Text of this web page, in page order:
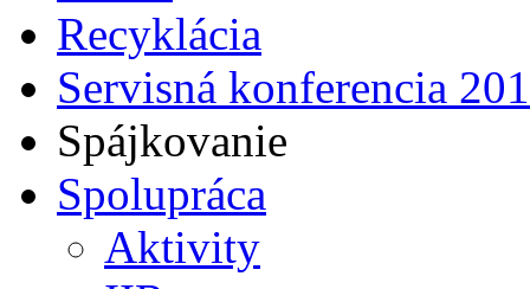
Recyklácia
Servisná konferencia
Spájkovanie
Spolupráca
Aktivity